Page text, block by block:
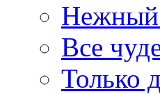
Нежный
Все
Только